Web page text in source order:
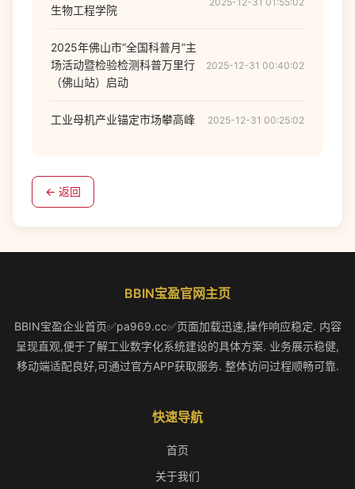
生物工程学院
2025年佛山市“全国科普月”主
场活动暨检验检测科普万里行
（佛山站）启动
2025-12-31 00:40:02
工业母机产业锚定市场攀高峰 2025-12-31 00:25:02
← 返回
BBIN宝盈官网主页
BBIN宝盈企业首页✅pa969.cc✅页面加载迅速,操作响应稳定. 内容
呈现直观,便于了解工业数字化系统建设的具体方案. 业务展示稳健,
移动端适配良好,可通过官方APP获取服务. 整体访问过程顺畅可靠.
快速导航
首页
关于我们